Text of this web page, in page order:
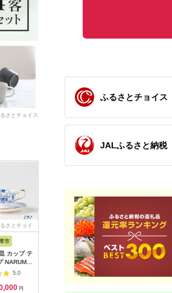
さとチョイス
さとチョイ
市
カップ テ
NARUMI
茶 ティー
勢志摩 三
ルミ ボー
5.0
円
出典：ふるさとチョイ
ス
長崎県 波佐見町
【波佐見焼】水晶花詰
ティータイム ティー
ポット カップ ソーサ
ー ペアセット 食器 皿
5.0
出典：楽天
佐賀県 伊万里
【ふるさと納
リタケ】ヨ
プ＆ソーサー
ー） 058-
ふるさとチョイス
JALふるさと納税